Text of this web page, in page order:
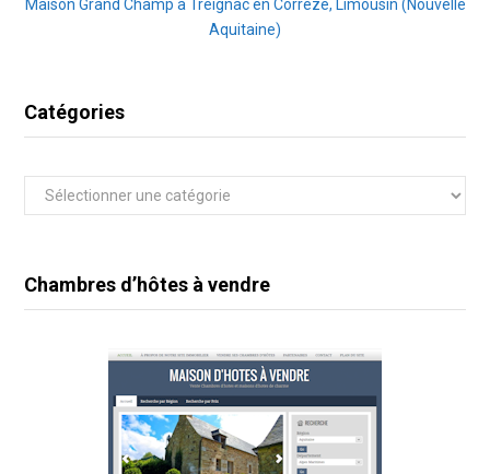
Maison Grand Champ à Treignac en Corrèze, Limousin (Nouvelle
Aquitaine)
Catégories
Catégories
Chambres d’hôtes à vendre